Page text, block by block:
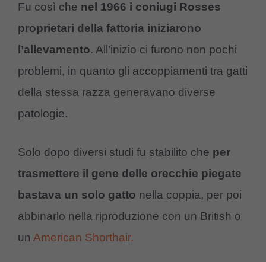
Fu così che nel 1966 i coniugi Rosses
proprietari della fattoria iniziarono
l’allevamento. All’inizio ci furono non pochi
problemi, in quanto gli accoppiamenti tra gatti
della stessa razza generavano diverse
patologie.
Solo dopo diversi studi fu stabilito che per
trasmettere il gene delle orecchie piegate
bastava un solo gatto nella coppia, per poi
abbinarlo nella riproduzione con un British o
un American Shorthair.